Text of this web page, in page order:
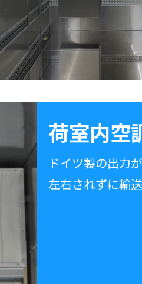
荷室内空
ドイツ製の出力
左右されずに輸